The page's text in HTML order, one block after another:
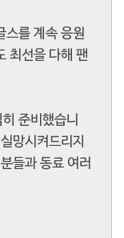
스를 계속 응원
최선을 다해 팬
준비했습니
망시켜드리지
들과 동료 여러